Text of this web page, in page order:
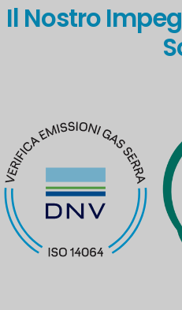
Il Nostro